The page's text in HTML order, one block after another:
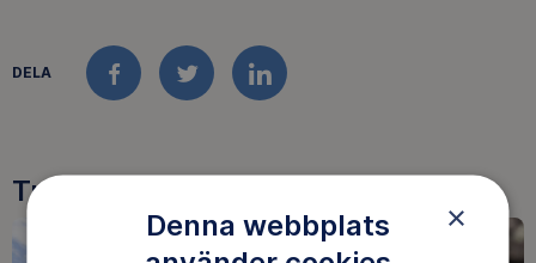
DELA
FACEBOOKTWITTERLINKEDIN
Tre goda skäl att bli medlem
×
Denna webbplats